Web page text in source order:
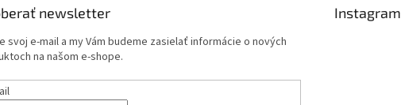
newsletter
svoj e-mail a my Vám budeme zasielať informácie o nových
na našom e-shope.
Instagram